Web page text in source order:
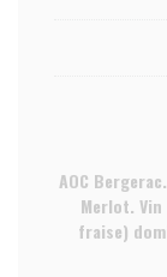
AOC
Merlot.
fraise)